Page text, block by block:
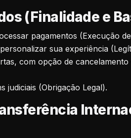
(Finalidade e
pagamentos (Execução
sua experiência
com opção de cancelamento
judiciais (Obrigação Legal).